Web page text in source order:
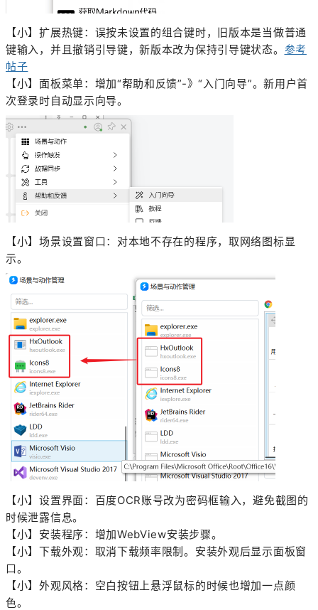
【小】扩展热键：误按未设置的组合键时，旧版本是当做普通
键输入，并且撤销引导键，新版本改为保持引导键状态。 参考
帖子
【小】面板菜单：增加“帮助和反馈”-》“入门向导”。新用户首
次登录时自动显示向导。
【小】场景设置窗口：对本地不存在的程序，取网络图标显
示。
【小】设置界面：百度OCR账号改为密码框输入，避免截图的
时候泄露信息。
【小】安装程序：增加WebView安装步骤。
【小】下载外观：取消下载频率限制。安装外观后显示面板窗
口。
【小】外观风格：空白按钮上悬浮鼠标的时候也增加一点颜
色。